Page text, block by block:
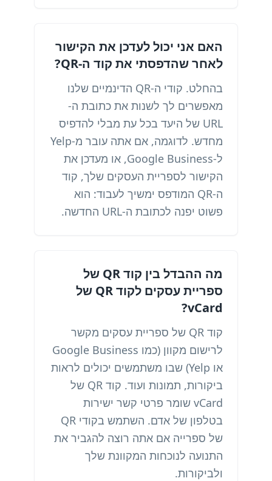
האם אני יכול לעדכן את הקישור
לאחר שהדפסתי את קוד ה-QR?
בהחלט. קודי ה-QR הדינמיים שלנו
מאפשרים לך לשנות את כתובת ה-
URL של היעד בכל עת מבלי להדפיס
מחדש. לדוגמה, אם אתה עובר מ-Yelp
ל-Google Business, או מעדכן את
הקישור לספריית העסקים שלך, קוד
ה-QR המודפס ימשיך לעבוד: הוא
פשוט יפנה לכתובת ה-URL החדשה.
מה ההבדל בין קוד QR של
ספריית עסקים לקוד QR של
vCard?
קוד QR של ספריית עסקים מקשר
לרישום מקוון (כמו Google Business
או Yelp) שבו משתמשים יכולים לראות
ביקורות, תמונות ועוד. קוד QR של
vCard שומר פרטי קשר ישירות
בטלפון של אדם. השתמש בקודי QR
של ספרייה אם אתה רוצה להגביר את
התנועה לנוכחות המקוונת שלך
ולביקורות.